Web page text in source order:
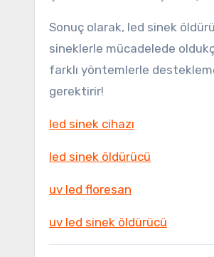
Sonuç olarak, led sinek
sineklerle mücadelede
farklı yöntemlerle
gerektirir!
led sinek cihazı
led sinek öldürücü
uv led floresan
uv led sinek öldürücü